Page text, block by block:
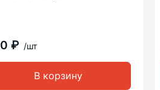
₽ /шт
В корзину